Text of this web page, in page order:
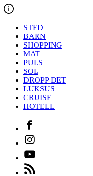
Hopp
til
innholdetSTED
BARN
SHOPPING
MAT
PULS
SOL
DROPP DET
LUKSUS
CRUISE
HOTELL
Facebook
Instagram
Youtube
Feed